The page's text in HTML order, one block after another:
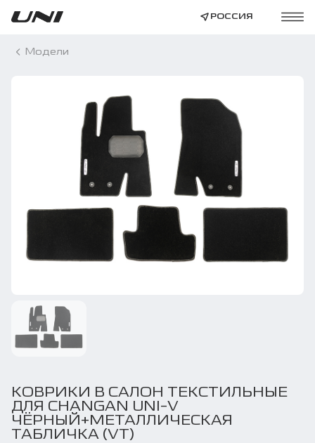
РОССИЯ
Модели
КОВРИКИ В САЛОН ТЕКСТИЛЬНЫЕ
ДЛЯ CHANGAN UNI-V
ЧЁРНЫЙ+МЕТАЛЛИЧЕСКАЯ
ТАБЛИЧКА (VT)